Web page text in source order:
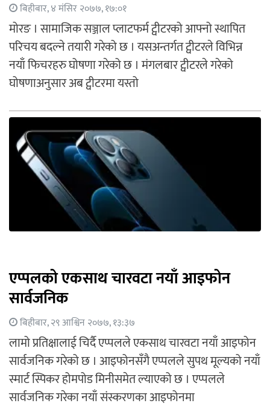
बिहीबार, ४ मंसिर २०७७, १७:०१
मोरङ । सामाजिक सञ्जाल प्लाटफर्म ट्वीटरको आफ्नो स्थापित
परिचय बदल्ने तयारी गरेको छ । यसअन्तर्गत ट्वीटरले विभिन्न
नयाँ फिचरहरु घोषणा गरेको छ । मंगलबार ट्वीटरले गरेको
घोषणाअनुसार अब ट्वीटरमा यस्तो
एप्पलको एकसाथ चारवटा नयाँ आइफोन
सार्वजनिक
बिहीबार, २९ आश्विन २०७७, १३:३७
लामो प्रतिक्षालाई चिर्दै एप्पलले एकसाथ चारवटा नयाँ आइफोन
सार्वजनिक गरेको छ । आइफोनसँगै एप्पलले सुपथ मूल्यको नयाँ
स्मार्ट स्पिकर होमपोड मिनीसमेत ल्याएको छ । एप्पलले
सार्वजनिक गरेका नयाँ संस्करणका आइफोनमा